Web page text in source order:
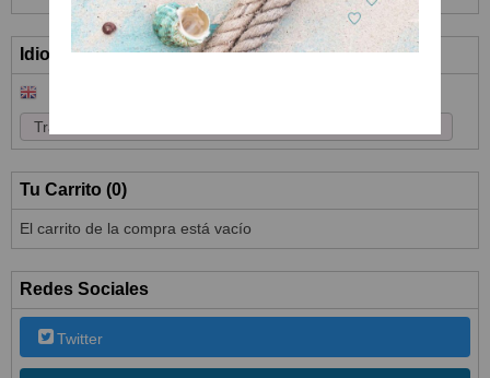
Idioma
Tu Carrito (0)
El carrito de la compra está vacío
Redes Sociales
Twitter